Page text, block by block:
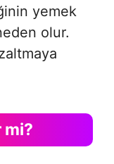
yemek
olur.
mi?